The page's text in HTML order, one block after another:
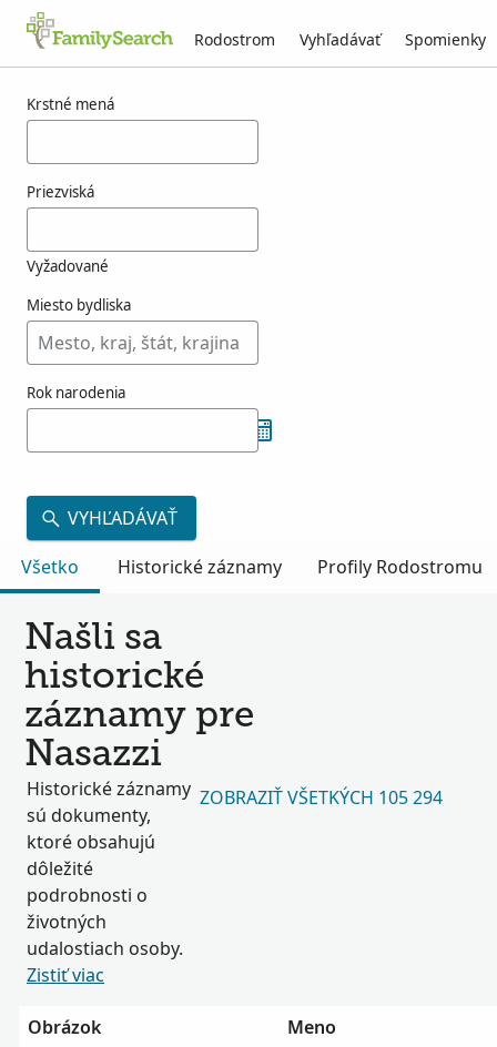
Rodostrom Vyhľadávať Spomienky
Krstné mená
Priezviská
Vyžadované
Miesto bydliska
Rok narodenia
VYHĽADÁVAŤ
Všetko
Historické záznamy Profily Rodostromu
Našli sa
historické
záznamy pre
Nasazzi
Historické záznamy
sú dokumenty,
ktoré obsahujú
dôležité
podrobnosti o
životných
udalostiach osoby.
Zistiť viac
ZOBRAZIŤ VŠETKÝCH 105 294
Obrázok
Meno